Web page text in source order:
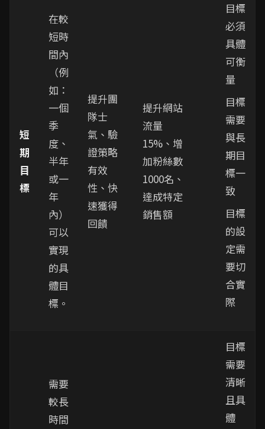
短
期
目
標
在較
短時
間內
（例
如：
一個
季
度、
半年
或一
年
內）
可以
實現
的具
體目
標。
提升團
隊士
氣、驗
證策略
有效
性、快
速獲得
回饋
提升網站
流量
15%、增
加粉絲數
1000名、
達成特定
銷售額
目標
必須
具體
可衡
量
目標
需要
與長
期目
標一
致
目標
的設
定需
要切
合實
際
需要
較長
時間
目標
需要
清晰
且具
體